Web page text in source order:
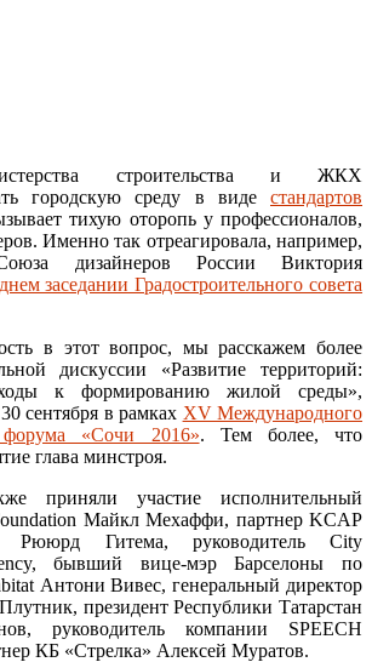
строительства и ЖКХ
городскую среду в виде стандартов
тихую оторопь у профессионалов,
Именно так отреагировала, например,
дизайнеров России Виктория
заседании Градостроительного совета
в этот вопрос, мы расскажем более
дискуссии «Развитие территорий:
к формированию жилой среды»,
сентября в рамках XV Международного
форума «Сочи 2016». Тем более, что
глава минстроя.
приняли участие исполнительный
Майкл Мехаффи, партнер KCAP
Рююрд Гитема, руководитель City
бывший вице-мэр Барселоны по
Антони Вивес, генеральный директор
президент Республики Татарстан
руководитель компании SPEECH
КБ «Стрелка» Алексей Муратов.